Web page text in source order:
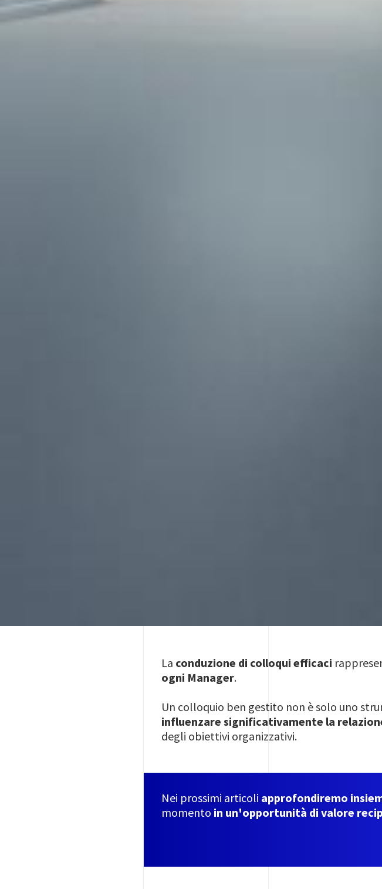
La conduzione di colloqui efficaci
ogni Manager.
Un colloquio ben gestito non è solo uno
influenzare significativamente la
degli obiettivi organizzativi.
Nei prossimi articoli approfondiremo
momento in un'opportunità di valore